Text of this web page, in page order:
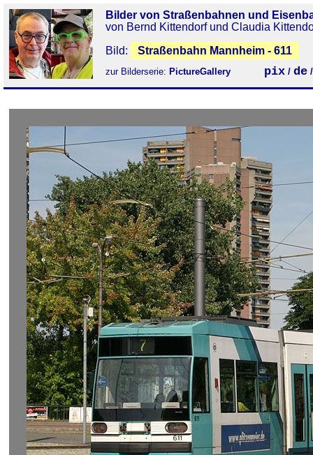
Bilder von Straßenbahnen und
von Bernd Kittendorf und Claudia
Bild:
Straßenbahn Mannheim - 611
zur Bilderserie: PictureGallery pix / de